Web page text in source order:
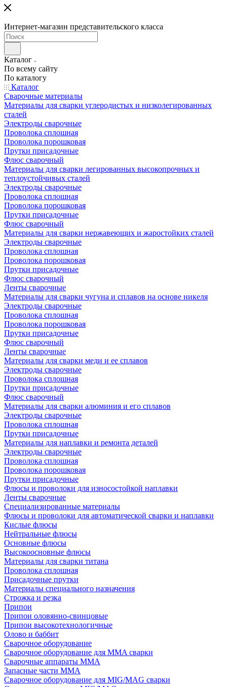
Интернет-магазин представительского класса
Каталог
По всему сайту
По каталогу
Каталог
Сварочные материалы
Материалы для сварки углеродистых и низколегированных
сталей
Электроды сварочные
Проволока сплошная
Проволока порошковая
Прутки присадочные
Флюс сварочный
Материалы для сварки легированных высокопрочных и
теплоустойчивых сталей
Электроды сварочные
Проволока сплошная
Проволока порошковая
Прутки присадочные
Флюс сварочный
Материалы для сварки нержавеющих и жаростойких сталей
Электроды сварочные
Проволока сплошная
Проволока порошковая
Прутки присадочные
Флюс сварочный
Ленты сварочные
Материалы для сварки чугуна и сплавов на основе никеля
Электроды сварочные
Проволока сплошная
Проволока порошковая
Прутки присадочные
Флюс сварочный
Ленты сварочные
Материалы для сварки меди и ее сплавов
Электроды сварочные
Проволока сплошная
Прутки присадочные
Флюс сварочный
Материалы для сварки алюминия и его сплавов
Электроды сварочные
Проволока сплошная
Прутки присадочные
Материалы для наплавки и ремонта деталей
Электроды сварочные
Проволока сплошная
Проволока порошковая
Прутки присадочные
Флюсы и проволоки для износостойкой наплавки
Ленты сварочные
Специализированные материалы
Флюсы и проволоки для автоматической сварки и наплавки
Кислые флюсы
Нейтральные флюсы
Основные флюсы
Высокоосновные флюсы
Материалы для сварки титана
Проволока сплошная
Присадочные прутки
Материалы специального назначения
Строжка и резка
Припои
Припои оловянно-свинцовые
Припои высокотехнологичные
Олово и баббит
Сварочное оборудование
Сварочное оборудование для MMA сварки
Сварочные аппараты MMA
Запасные части MMA
Сварочное оборудование для MIG/MAG сварки